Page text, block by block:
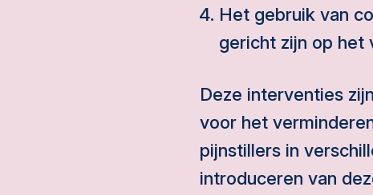
Het gebruik van
gericht zijn op het
Deze interventies
voor het
pijnstillers in
introduceren van